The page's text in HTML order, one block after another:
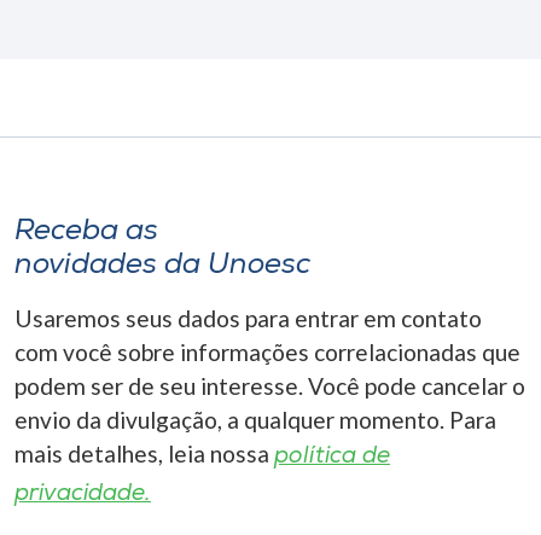
Receba as
novidades da Unoesc
Usaremos seus dados para entrar em contato
com você sobre informações correlacionadas que
podem ser de seu interesse. Você pode cancelar o
envio da divulgação, a qualquer momento. Para
mais detalhes, leia nossa política de
privacidade.